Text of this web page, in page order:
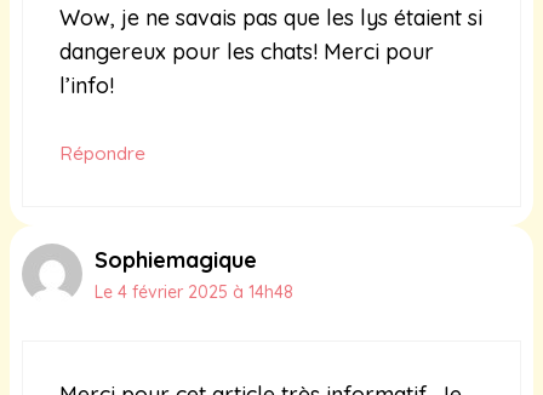
Wow, je ne savais pas que les lys étaient si
dangereux pour les chats! Merci pour
l’info!
Répondre
Sophiemagique
Le 4 février 2025 à 14h48